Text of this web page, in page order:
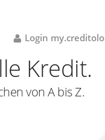
Login my.creditolo
Kredit.
von A bis Z.